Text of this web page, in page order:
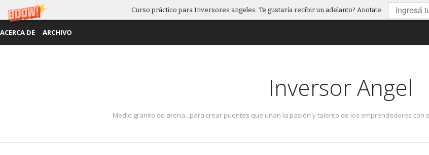
Curso práctico para Inversores angeles. Te gustaría recibir un adelanto? Anotate.
ACERCA DE ARCHIVO
Inversor Angel
Medio granito de arena...para crear puentes que unan la pasión y talento de los emprendedores con